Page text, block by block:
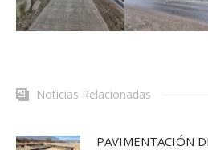
Noticias Relacionadas
PAVIMENTACIÓN